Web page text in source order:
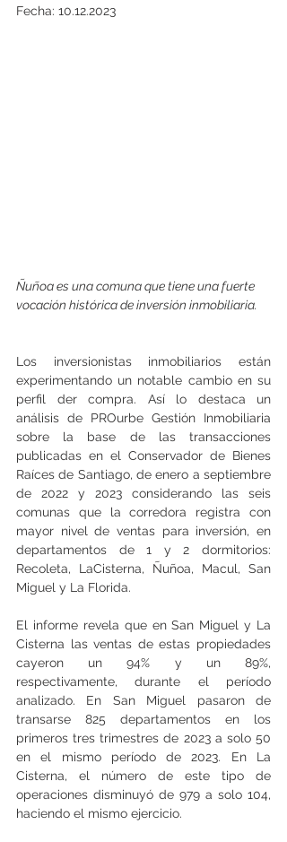
Fecha: 10.12.2023
Ñuñoa es una comuna que tiene una fuerte
vocación histórica de inversión inmobiliaria.
Los inversionistas inmobiliarios están
experimentando un notable cambio en su
perfil der compra. Así lo destaca un
análisis de PROurbe Gestión Inmobiliaria
sobre la base de las transacciones
publicadas en el Conservador de Bienes
Raíces de Santiago, de enero a septiembre
de 2022 y 2023 considerando las seis
comunas que la corredora registra con
mayor nivel de ventas para inversión, en
departamentos de 1 y 2 dormitorios:
Recoleta, LaCisterna, Ñuñoa, Macul, San
Miguel y La Florida.
El informe revela que en San Miguel y La
Cisterna las ventas de estas propiedades
cayeron un 94% y un 89%,
respectivamente, durante el período
analizado. En San Miguel pasaron de
transarse 825 departamentos en los
primeros tres trimestres de 2023 a solo 50
en el mismo período de 2023. En La
Cisterna, el número de este tipo de
operaciones disminuyó de 979 a solo 104,
haciendo el mismo ejercicio.